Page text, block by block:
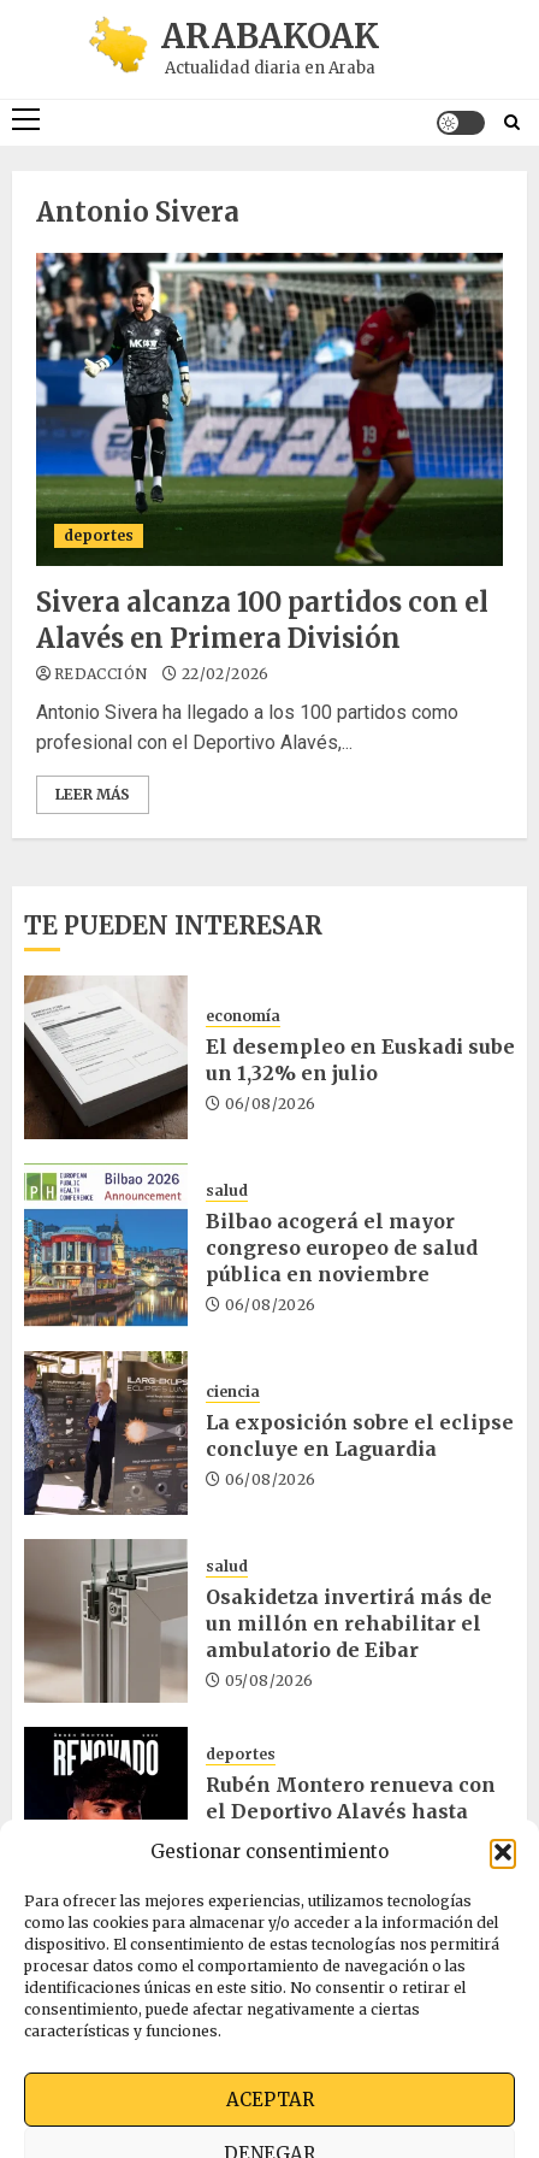
Gestionar consentimiento
Para ofrecer las mejores experiencias, utilizamos tecnologías
como las cookies para almacenar y/o acceder a la información del
dispositivo. El consentimiento de estas tecnologías nos permitirá
procesar datos como el comportamiento de navegación o las
identificaciones únicas en este sitio. No consentir o retirar el
consentimiento, puede afectar negativamente a ciertas
características y funciones.
ACEPTAR
DENEGAR
ARABAKOAK
Actualidad diaria en Araba
Menú
Antonio Sivera
deportes
Sivera alcanza 100 partidos con el
Alavés en Primera División
REDACCIÓN 22/02/2026
Antonio Sivera ha llegado a los 100 partidos como
profesional con el Deportivo Alavés,...
LEER MÁS
TE PUEDEN INTERESAR
economía
El desempleo en Euskadi sube
un 1,32% en julio
06/08/2026
salud
Bilbao acogerá el mayor
congreso europeo de salud
pública en noviembre
06/08/2026
ciencia
La exposición sobre el eclipse
concluye en Laguardia
06/08/2026
salud
Osakidetza invertirá más de
un millón en rehabilitar el
ambulatorio de Eibar
05/08/2026
deportes
Rubén Montero renueva con
el Deportivo Alavés hasta
cultura
Melgosa, Barredo y Hurtado
asisten a la Bajada de Celedón
Ekimen Press